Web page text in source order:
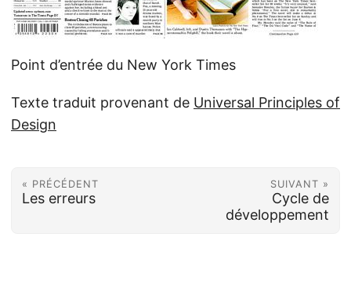
Point d’entrée du New York Times
Texte traduit provenant de Universal Principles of
Design
« PRÉCÉDENT
Les erreurs
SUIVANT »
Cycle de
développement